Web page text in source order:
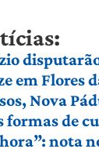
em Flores
Nova
de
nota